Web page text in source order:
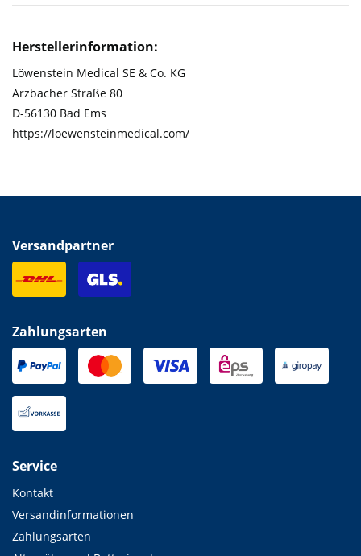
Herstellerinformation:
Löwenstein Medical SE & Co. KG
Arzbacher Straße 80
D-56130 Bad Ems
https://loewensteinmedical.com/
Versandpartner
Zahlungsarten
Service
Kontakt
Versandinformationen
Zahlungsarten